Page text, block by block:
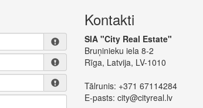
Kontakti
SIA "City Real Estate"
Bruņinieku iela 8-2
Rīga, Latvija, LV-1010
Tālrunis: +371 67114284
E-pasts: city@cityreal.lv